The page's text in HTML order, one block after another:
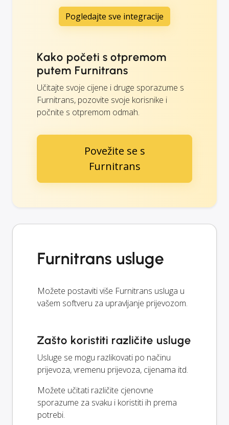
Pogledajte sve integracije
Kako početi s otpremom
putem Furnitrans
Učitajte svoje cijene i druge sporazume s
Furnitrans, pozovite svoje korisnike i
počnite s otpremom odmah.
Povežite se s
Furnitrans
Furnitrans usluge
Možete postaviti više Furnitrans usluga u
vašem softveru za upravljanje prijevozom.
Zašto koristiti različite usluge
Usluge se mogu razlikovati po načinu
prijevoza, vremenu prijevoza, cijenama itd.
Možete učitati različite cjenovne
sporazume za svaku i koristiti ih prema
potrebi.